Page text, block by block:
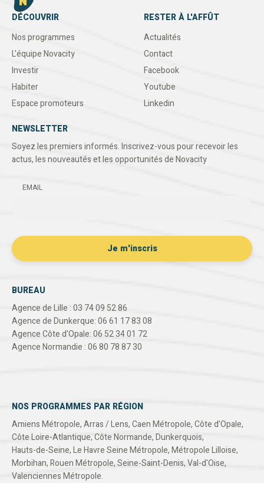
DÉCOUVRIR
Nos programmes
L'équipe Novacity
Investir
Habiter
Espace promoteurs
RESTER À L'AFFÛT
Actualités
Contact
Facebook
Youtube
Linkedin
NEWSLETTER
Soyez les premiers informés. Inscrivez-vous pour recevoir les
actus, les nouveautés et les opportunités de Novacity
EMAIL
BUREAU
Agence de Lille : 03 74 09 52 86
Agence de Dunkerque: 06 61 17 83 08
Agence Côte d'Opale: 06 52 34 01 72
Agence Normandie : 06 80 78 87 30
NOS PROGRAMMES PAR RÉGION
Amiens Métropole,Arras / Lens,Caen Métropole,Côte d’Opale,
Côte Loire-Atlantique,Côte Normande,Dunkerquois,
Hauts-de-Seine,Le Havre Seine Métropole,Métropole Lilloise,
Morbihan,Rouen Métropole,Seine-Saint-Denis,Val-d'Oise,
Valenciennes Métropole.